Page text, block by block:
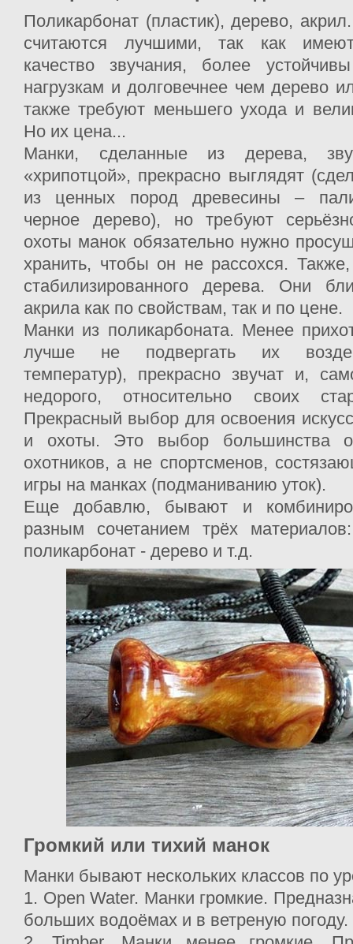
Поликарбонат (пластик), дерево,
считаются лучшими, так как
качество звучания, более
нагрузкам и долговечнее чем дерево
также требуют меньшего ухода и
Но их цена...
Манки, сделанные из дерева,
«хрипотцой», прекрасно выглядят
из ценных пород древесины –
черное дерево), но требуют
охоты манок обязательно нужно
хранить, чтобы он не рассохся.
стабилизированного дерева. Они
акрила как по свойствам, так и по цене.
Манки из поликарбоната. Менее
лучше не подвергать их
температур), прекрасно звучат и,
недорого, относительно своих
Прекрасный выбор для освоения
и охоты. Это выбор большинства
охотников, а не спортсменов,
игры на манках (подманиванию уток).
Еще добавлю, бывают и
разным сочетанием трёх
поликарбонат - дерево и т.д.
Громкий или тихий манок
Манки бывают нескольких классов по
1. Open Water. Манки громкие.
больших водоёмах и в ветреную погоду.